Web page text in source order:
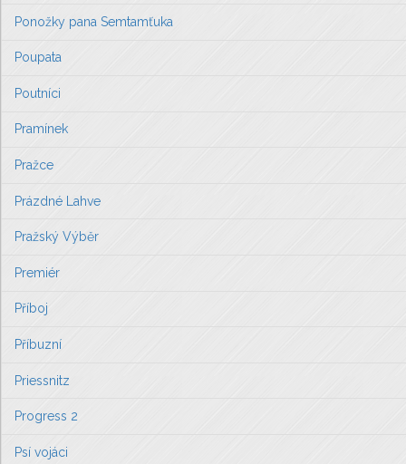
Ponožky pana Semtamťuka
Poupata
Poutníci
Pramínek
Pražce
Prázdné Lahve
Pražský Výběr
Premiér
Příboj
Příbuzní
Priessnitz
Progress 2
Psí vojáci